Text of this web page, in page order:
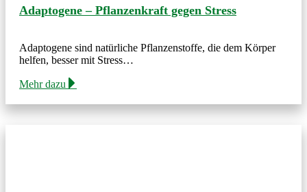
Adaptogene – Pflanzenkraft gegen Stress
Adaptogene sind natürliche Pflanzenstoffe, die dem Körper
helfen, besser mit Stress…
Mehr dazu